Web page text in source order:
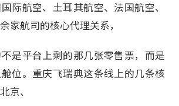
际航空、土耳其航空、法国航空、
家航司的核心代理关系，
是平台上剩的那几张零售票，而是
位。重庆飞瑞典这条线上的几条核
京、